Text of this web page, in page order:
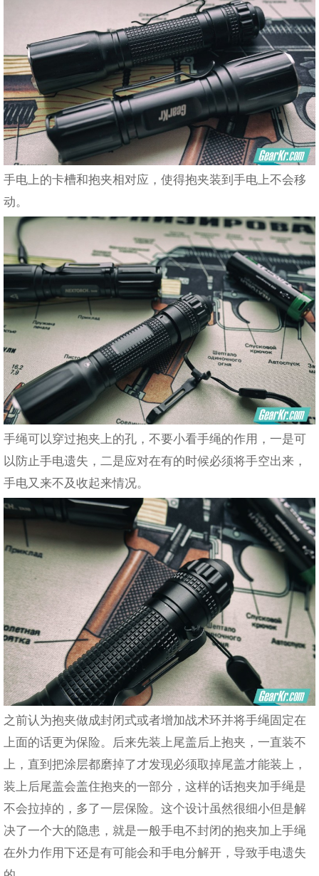
手电上的卡槽和抱夹相对应，使得抱夹装到手电上不会移
动。
手绳可以穿过抱夹上的孔，不要小看手绳的作用，一是可
以防止手电遗失，二是应对在有的时候必须将手空出来，
手电又来不及收起来情况。
之前认为抱夹做成封闭式或者增加战术环并将手绳固定在
上面的话更为保险。后来先装上尾盖后上抱夹，一直装不
上，直到把涂层都磨掉了才发现必须取掉尾盖才能装上，
装上后尾盖会盖住抱夹的一部分，这样的话抱夹加手绳是
不会拉掉的，多了一层保险。这个设计虽然很细小但是解
决了一个大的隐患，就是一般手电不封闭的抱夹加上手绳
在外力作用下还是有可能会和手电分解开，导致手电遗失